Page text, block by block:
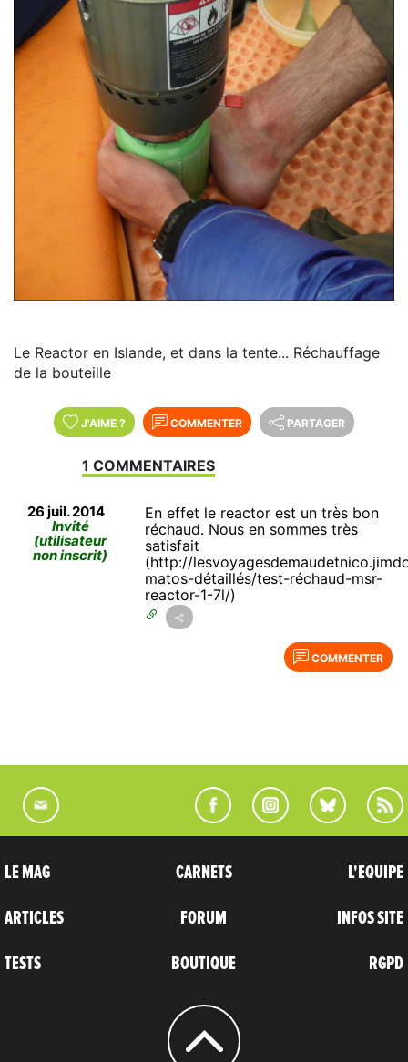
Le Reactor en Islande, et dans la tente... Réchauffage
de la bouteille
J'AIME ? COMMENTER PARTAGER
1 COMMENTAIRES
26 juil. 2014
Invité
(utilisateur
non inscrit)
En effet le reactor est un très bon
réchaud. Nous en sommes très
satisfait
(http://
matos-détaillés/test-réchaud-msr-
reactor-1-7l/)
COMMENTER
LE MAG
ARTICLES
TESTS
CARNETS
FORUM
BOUTIQUE
L'EQUIPE
INFOS SITE
RGPD